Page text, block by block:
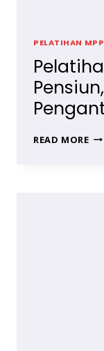
PELATIHAN MPP
READ MORE